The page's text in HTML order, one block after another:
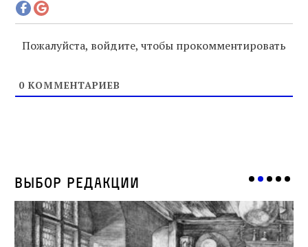
Пожалуйста, войдите, чтобы прокомментировать
0 КОММЕНТАРИЕВ
Выбор редакции